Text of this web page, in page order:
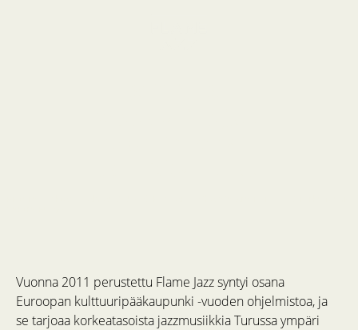
Vuonna 2011 perustettu Flame Jazz syntyi osana
Euroopan kulttuuripääkaupunki -vuoden ohjelmistoa, ja
se tarjoaa korkeatasoista jazzmusiikkia Turussa ympäri